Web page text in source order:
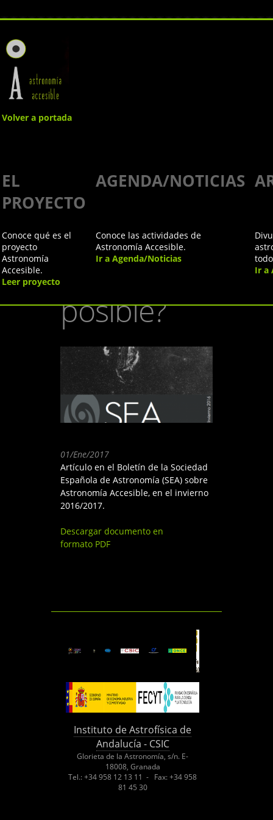
Volver a portada
EL
PROYECTO
AGENDA/NOTICIAS
Conoce qué es el
proyecto
Astronomía
Accesible.
Leer proyecto
Conoce las actividades de
Astronomía Accesible.
Ir a Agenda/Noticias
Ir a
Divulgación
inclusiva de
la
Astronomía:
posible?
01/Ene/2017
Artículo en el Boletín de la Sociedad
Española de Astronomía (SEA) sobre
Astronomía Accesible, en el invierno
2016/2017.
Descargar documento en
formato PDF
Instituto de Astrofísica de
Andalucía - CSIC
Glorieta de la Astronomía, s/n. E-
18008, Granada
Tel.: +34 958 12 13 11 - Fax: +34 958
81 45 30